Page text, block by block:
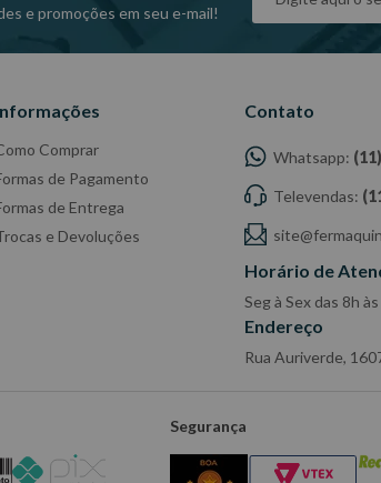
e promoções em seu e-mail!
Comprar
de Pagamento
de Entrega
e Devoluções
Contato
Whatsapp:
Televendas:
Horário de
Seg à Sex das 8h
Endereço
Rua Auriverde,
Segurança